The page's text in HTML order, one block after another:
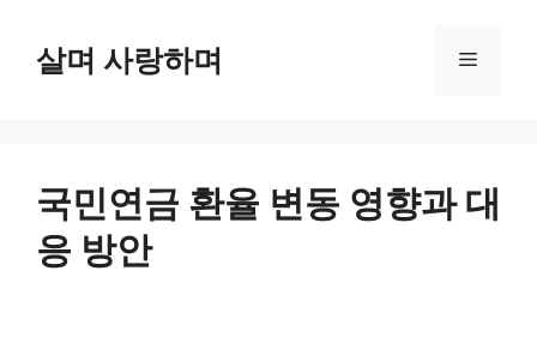
살며 사랑하며 메
국민연금 환율 변동 영향과 대
응 방안